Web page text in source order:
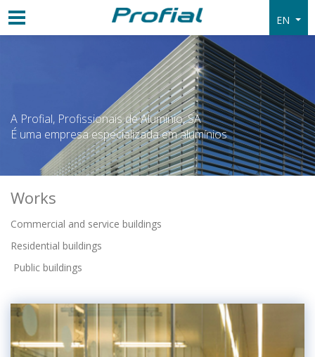
EN
A Profial, Profissionais de Alumínio, SA
É uma empresa especializada em alumínios
Works
Commercial and service buildings
Residential buildings
Public buildings